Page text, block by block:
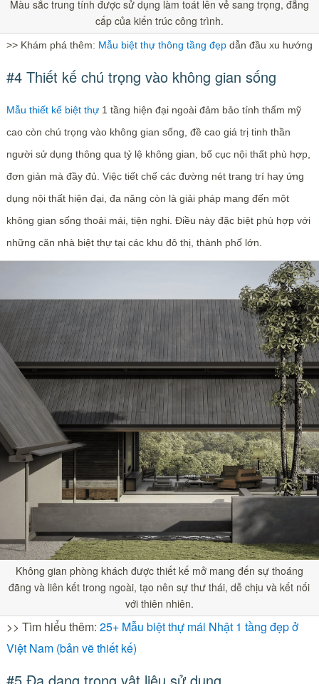
Màu sắc trung tính được sử dụng làm toát lên vẻ sang trọng, đẳng
cấp của kiến trúc công trình.
>> Khám phá thêm: Mẫu biệt thự thông tầng đẹpdẫn đầu xu hướng
#4 Thiết kế chú trọng vào không gian sống
Mẫu thiết kế biệt thự1 tầng hiện đại ngoài đảm bảo tính thẩm mỹ
cao còn chú trọng vào không gian sống, đề cao giá trị tinh thần
người sử dụng thông qua tỷ lệ không gian, bố cục nội thất phù hợp,
đơn giản mà đầy đủ. Việc tiết chế các đường nét trang trí hay ứng
dụng nội thất hiện đại, đa năng còn là giải pháp mang đến một
không gian sống thoải mái, tiện nghi. Điều này đặc biệt phù hợp với
những căn nhà biệt thự tại các khu đô thị, thành phố lớn.
Không gian phòng khách được thiết kế mở mang đến sự thoáng
đãng và liên kết trong ngoài, tạo nên sự thư thái, dễ chịu và kết nối
với thiên nhiên.
>> Tìm hiểu thêm: 25+ Mẫu biệt thự mái Nhật 1 tầng đẹp ở
Việt Nam (bản vẽ thiết kế)